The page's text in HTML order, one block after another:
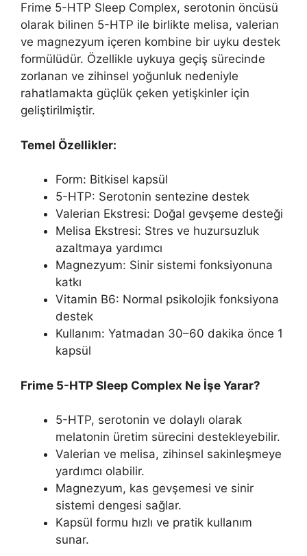
Frime 5-HTP Sleep Complex, serotonin öncüsü
olarak bilinen 5-HTP ile birlikte melisa, valerian
ve magnezyum içeren kombine bir uyku destek
formülüdür. Özellikle uykuya geçiş sürecinde
zorlanan ve zihinsel yoğunluk nedeniyle
rahatlamakta güçlük çeken yetişkinler için
geliştirilmiştir.
Temel Özellikler:
Form: Bitkisel kapsül
5-HTP: Serotonin sentezine destek
Valerian Ekstresi: Doğal gevşeme desteği
Melisa Ekstresi: Stres ve huzursuzluk
azaltmaya yardımcı
Magnezyum: Sinir sistemi fonksiyonuna
katkı
Vitamin B6: Normal psikolojik fonksiyona
destek
Kullanım: Yatmadan 30–60 dakika önce 1
kapsül
Frime 5-HTP Sleep Complex Ne İşe Yarar?
5-HTP, serotonin ve dolaylı olarak
melatonin üretim sürecini destekleyebilir.
Valerian ve melisa, zihinsel sakinleşmeye
yardımcı olabilir.
Magnezyum, kas gevşemesi ve sinir
sistemi dengesi sağlar.
Kapsül formu hızlı ve pratik kullanım
sunar.